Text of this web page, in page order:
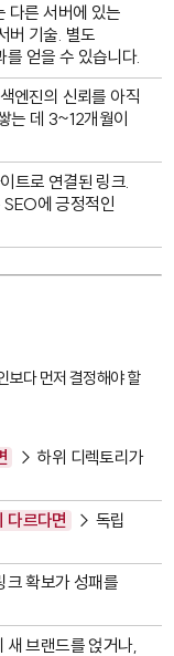
다른 서버에 있는
버 기술. 별도
얻을 수 있습니다.
엔진의 신뢰를 아직
는 데 3~12개월이
트로 연결된 링크.
에 긍정적인
보다 먼저 결정해야 할
→ 하위 디렉토리가
다르다면
→ 독립
크 확보가 성패를
브랜드를 얹거나,